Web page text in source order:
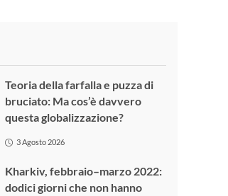
Teoria della farfalla e puzza di
bruciato: Ma cos’è davvero
questa globalizzazione?
3 Agosto 2026
Kharkiv, febbraio–marzo 2022:
dodici giorni che non hanno